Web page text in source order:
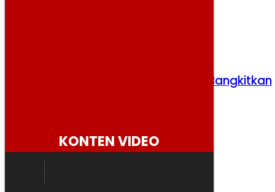
Erick Thohir Yakin Herdman Mampu Bangkitkan
KONTEN VIDEO